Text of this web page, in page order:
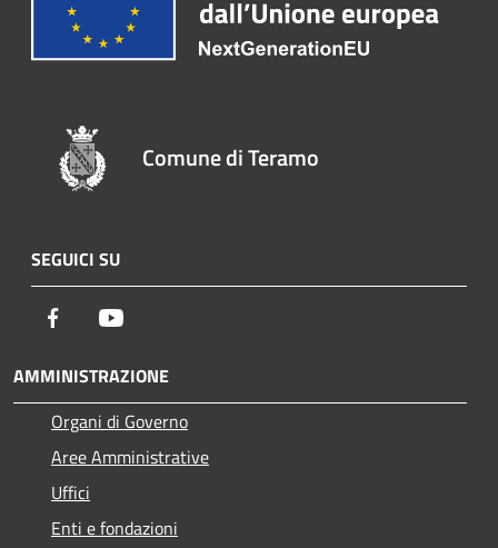
Comune di Teramo
SEGUICI SU
Facebook
AMMINISTRAZIONE
Organi di Governo
Aree Amministrative
Uffici
Enti e fondazioni